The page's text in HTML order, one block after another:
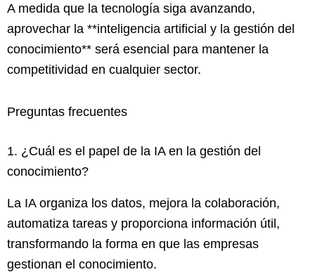
A medida que la tecnología siga avanzando,
aprovechar la **inteligencia artificial y la gestión del
conocimiento** será esencial para mantener la
competitividad en cualquier sector.
Preguntas frecuentes
1. ¿Cuál es el papel de la IA en la gestión del
conocimiento?
La IA organiza los datos, mejora la colaboración,
automatiza tareas y proporciona información útil,
transformando la forma en que las empresas
gestionan el conocimiento.